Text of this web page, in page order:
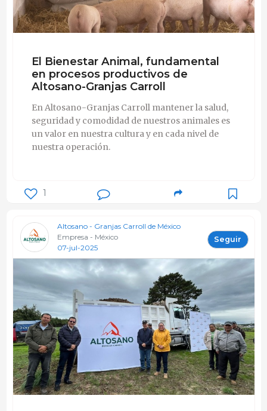
El Bienestar Animal, fundamental
en procesos productivos de
Altosano-Granjas Carroll
En Altosano-Granjas Carroll mantener la salud,
seguridad y comodidad de nuestros animales es
un valor en nuestra cultura y en cada nivel de
nuestra operación.
1
Altosano - Granjas Carroll de México
Empresa - México
07-jul-2025
Seguir